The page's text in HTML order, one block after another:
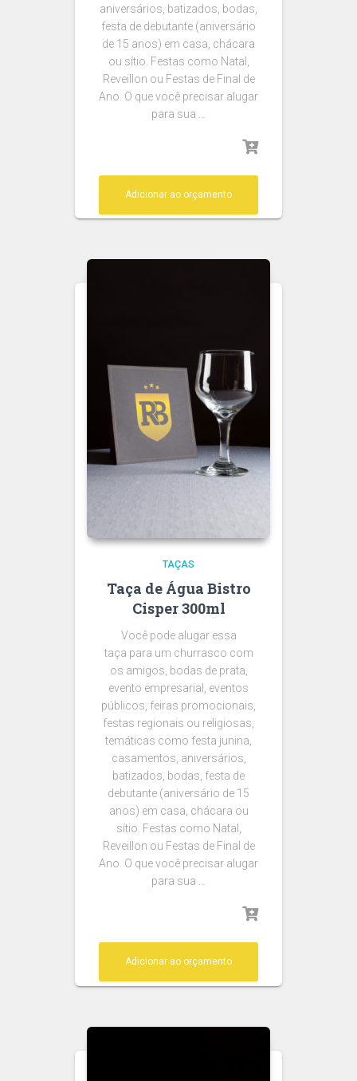
aniversários, batizados, bodas,
festa de debutante (aniversário
de 15 anos) em casa, chácara
ou sítio. Festas como Natal,
Reveillon ou Festas de Final de
Ano. O que você precisar alugar
para sua …
Adicionar ao orçamento
TAÇAS
Taça de Água Bistro
Cisper 300ml
Você pode alugar essa
taça para um churrasco com
os amigos, bodas de prata,
evento empresarial, eventos
públicos, feiras promocionais,
festas regionais ou religiosas,
temáticas como festa junina,
casamentos, aniversários,
batizados, bodas, festa de
debutante (aniversário de 15
anos) em casa, chácara ou
sítio. Festas como Natal,
Reveillon ou Festas de Final de
Ano. O que você precisar alugar
para sua …
Adicionar ao orçamento